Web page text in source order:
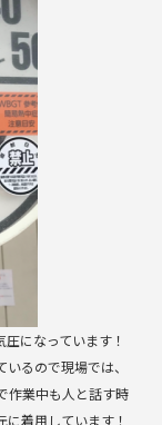
になっています！
るので現場では、
作業中も人と話す時
着用しています！